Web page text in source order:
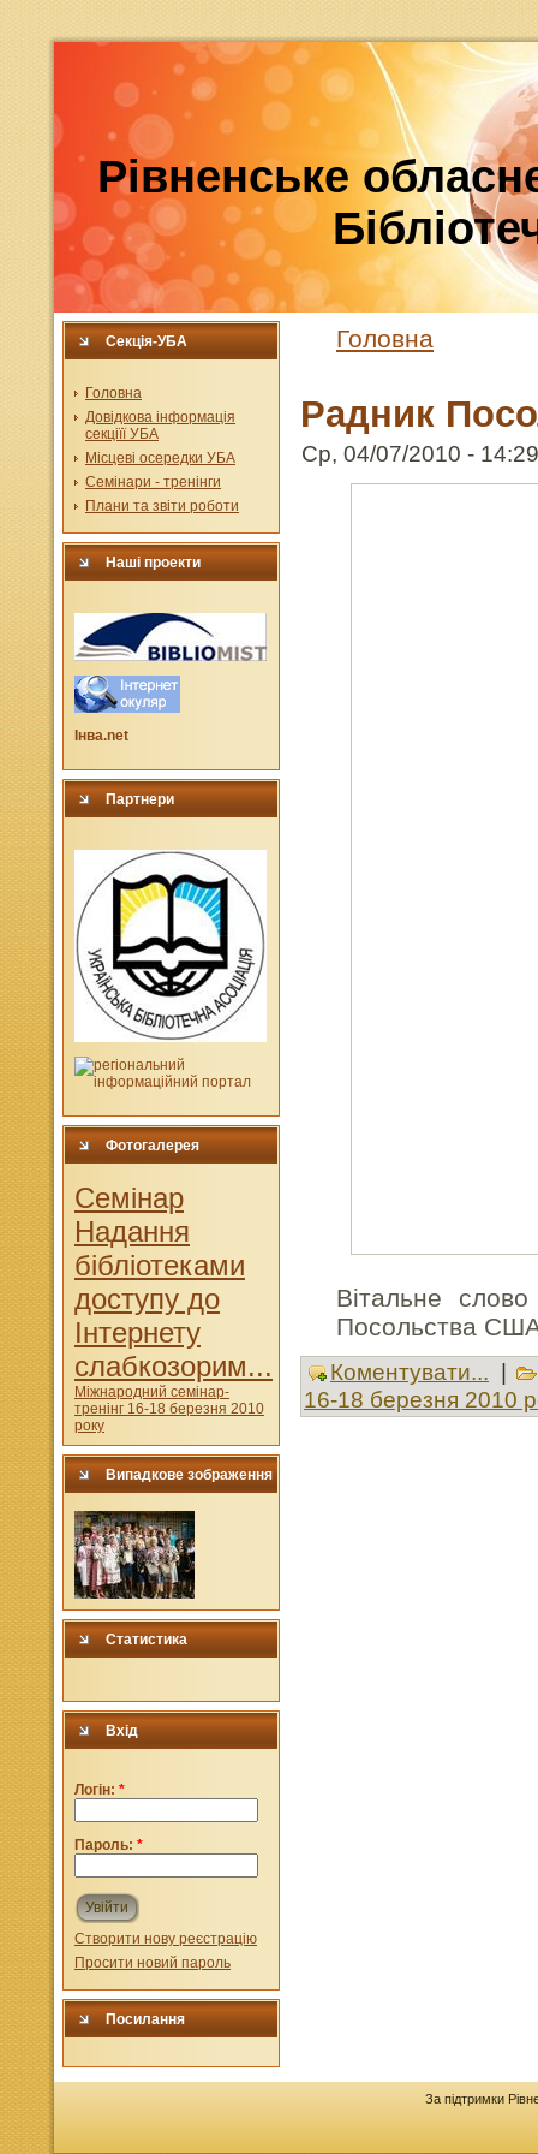
Рівненське
Секція-УБА
Головна
Довідкова інформація
секціїї УБА
Місцеві осередки УБА
Семінари - тренінги
Плани та звіти роботи
Наші проекти
Інва.net
Партнери
Фотогалерея
Cемінар
Надання
бібліотеками
доступу до
Інтернету
слабкозорим...
Міжнародний семінар-
тренінг 16-18 березня 2010
року
Випадкове зображення
Статистика
Вхід
Логін: *
Пароль: *
Увійти
Створити нову реєстрацію
Просити новий пароль
Посилання
Головна
Радник
Ср, 04/07/2010 -
Вітальне
Посольства США
Коментувати...
16-18 березня 2010
За підтримки